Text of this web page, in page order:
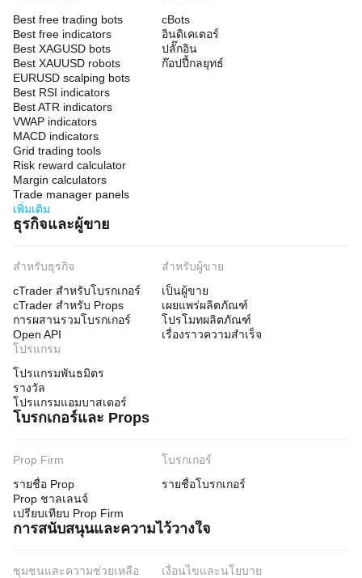
Best free trading bots
Best free indicators
Best XAGUSD bots
Best XAUUSD robots
EURUSD scalping bots
Best RSI indicators
Best ATR indicators
VWAP indicators
MACD indicators
Grid trading tools
Risk reward calculator
Margin calculators
Trade manager panels
เพิ่มเติม
cBots
อินดิเคเตอร์
ปลั๊กอิน
ก๊อปปี้กลยุทธ์
ธุรกิจและผู้ขาย
สำหรับธุรกิจ
cTrader สำหรับโบรกเกอร์
cTrader สำหรับ Props
การผสานรวมโบรกเกอร์
Open API
สำหรับผู้ขาย
เป็นผู้ขาย
เผยแพร่ผลิตภัณฑ์
โปรโมทผลิตภัณฑ์
เรื่องราวความสำเร็จ
โปรแกรม
โปรแกรมพันธมิตร
รางวัล
โปรแกรมแอมบาสเดอร์
โบรกเกอร์และ Props
Prop Firm
รายชื่อ Prop
Prop ชาลเลนจ์
เปรียบเทียบ Prop Firm
โบรกเกอร์
รายชื่อโบรกเกอร์
การสนับสนุนและความไว้วางใจ
ชุมชนและความช่วยเหลือ
เงื่อนไขและนโยบาย